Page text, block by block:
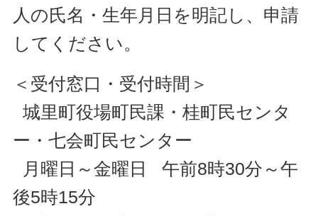
人の氏名・生年月日を明記し、申請
してください。
＜受付窓口・受付時間＞
城里町役場町民課・桂町民センタ
ー・七会町民センター
月曜日～金曜日 午前8時30分～午
後5時15分